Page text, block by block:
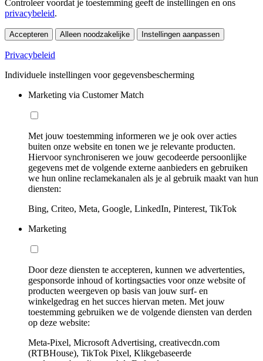
Controleer voordat je toestemming geeft de instellingen en ons
privacybeleid.
Accepteren Alleen noodzakelijke Instellingen aanpassen
Privacybeleid
Individuele instellingen voor gegevensbescherming
Marketing via Customer Match
Met jouw toestemming informeren we je ook over acties
buiten onze website en tonen we je relevante producten.
Hiervoor synchroniseren we jouw gecodeerde persoonlijke
gegevens met de volgende externe aanbieders en gebruiken
we hun online reclamekanalen als je al gebruik maakt van hun
diensten:
Bing, Criteo, Meta, Google, LinkedIn, Pinterest, TikTok
Marketing
Door deze diensten te accepteren, kunnen we advertenties,
gesponsorde inhoud of kortingsacties voor onze website of
producten weergeven op basis van jouw surf- en
winkelgedrag en het succes hiervan meten. Met jouw
toestemming gebruiken we de volgende diensten van derden
op deze website:
Meta-Pixel, Microsoft Advertising, creativecdn.com
(RTBHouse), TikTok Pixel, Klikgebaseerde